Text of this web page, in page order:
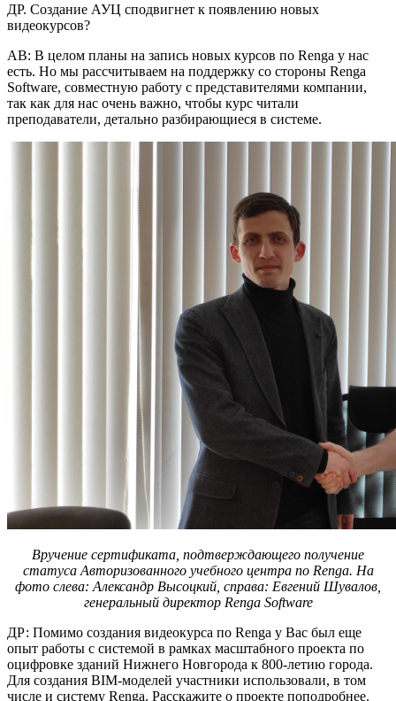
ДР. Создание АУЦ сподвигнет к появлению новых
видеокурсов?
АВ: В целом планы на запись новых курсов по Renga у нас
есть. Но мы рассчитываем на поддержку со стороны Renga
Software, совместную работу с представителями компании,
так как для нас очень важно, чтобы курс читали
преподаватели, детально разбирающиеся в системе.
Вручение сертификата, подтверждающего получение
статуса Авторизованного учебного центра по Renga. На
фото слева: Александр Высоцкий, справа: Евгений Шувалов,
генеральный директор Renga Software
ДР: Помимо создания видеокурса по Renga у Вас был еще
опыт работы с системой в рамках масштабного проекта по
оцифровке зданий Нижнего Новгорода к 800-летию города.
Для создания BIM-моделей участники использовали, в том
числе и систему Renga. Расскажите о проекте поподробнее.